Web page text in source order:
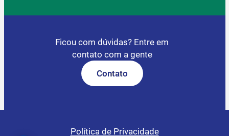
Ficou com dúvidas? Entre em
contato com a gente
Contato
Política de Privacidade